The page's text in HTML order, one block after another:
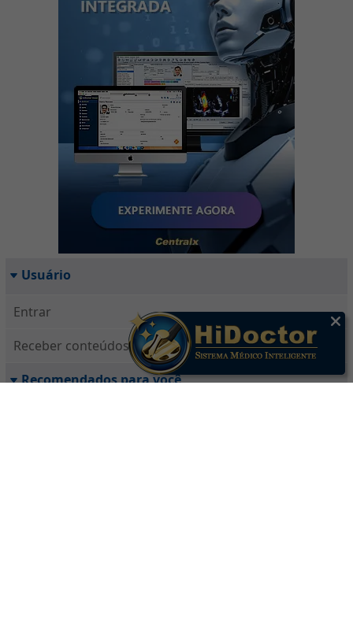
Usuário
Entrar
Receber conteúdos
Recomendados para você